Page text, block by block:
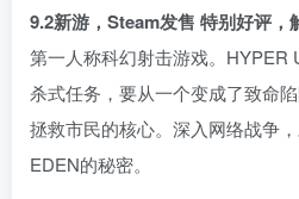
9.2新游，Steam发售 特别好评，
第一人称科幻射击游戏。HYPER
杀式任务，要从一个变成了致命
拯救市民的核心。深入网络战争
EDEN的秘密。